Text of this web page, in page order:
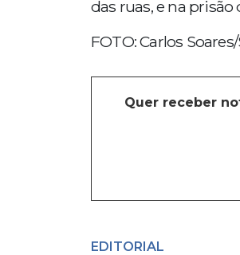
das ruas, e na
FOTO: Carlos
Quer receber
EDITORIAL